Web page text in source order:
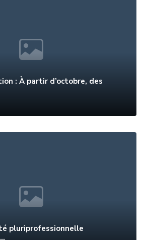
: À partir d’octobre, des
pluriprofessionnelle